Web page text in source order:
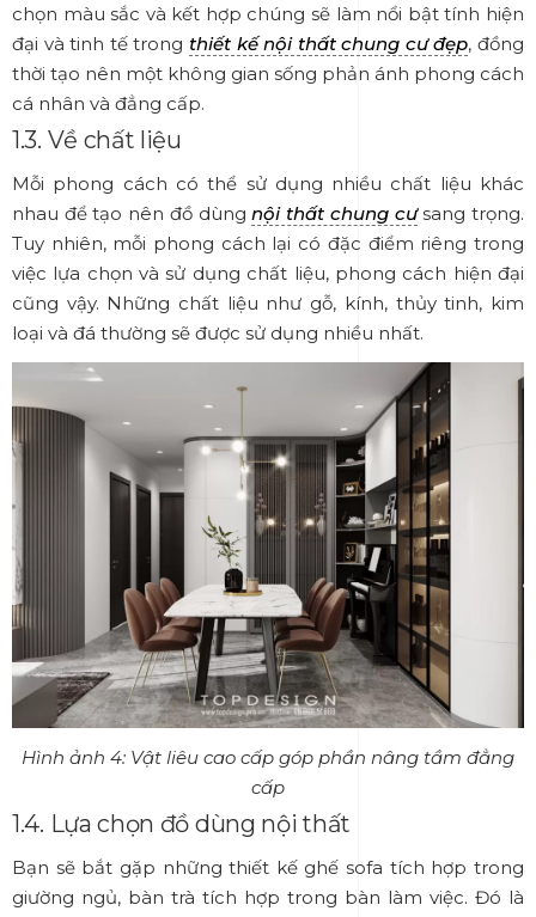
chọn màu sắc và kết hợp chúng sẽ làm nổi bật tính hiện
đại và tinh tế trong thiết kế nội thất chung cư đẹp, đồng
thời tạo nên một không gian sống phản ánh phong cách
cá nhân và đẳng cấp.
1.3. Về chất liệu
Mỗi phong cách có thể sử dụng nhiều chất liệu khác
nhau để tạo nên đồ dùngnội thất chung cưsang trọng.
Tuy nhiên, mỗi phong cách lại có đặc điểm riêng trong
việc lựa chọn và sử dụng chất liệu, phong cách hiện đại
cũng vậy. Những chất liệu như gỗ, kính, thủy tinh, kim
loại và đá thường sẽ được sử dụng nhiều nhất.
Hình ảnh 4: Vật liêu cao cấp góp phần nâng tầm đẳng
cấp
1.4. Lựa chọn đồ dùng nội thất
Bạn sẽ bắt gặp những thiết kế ghế sofa tích hợp trong
giường ngủ, bàn trà tích hợp trong bàn làm việc. Đó là